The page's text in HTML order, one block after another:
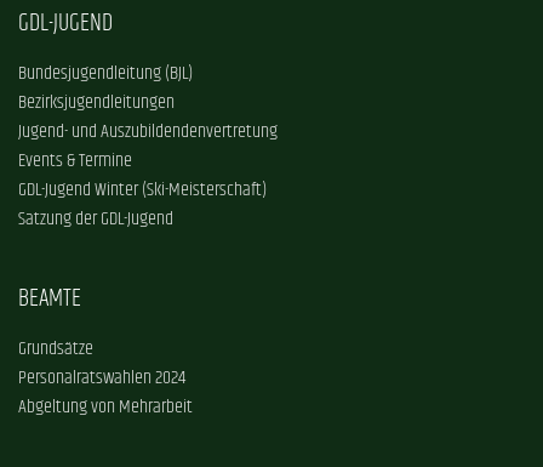
GDL-JUGEND
Bundesjugendleitung (BJL)
Bezirksjugendleitungen
Jugend- und Auszubildendenvertretung
Events & Termine
GDL-Jugend Winter (Ski-Meisterschaft)
Satzung der GDL-Jugend
BEAMTE
Grundsätze
Personalratswahlen 2024
Abgeltung von Mehrarbeit